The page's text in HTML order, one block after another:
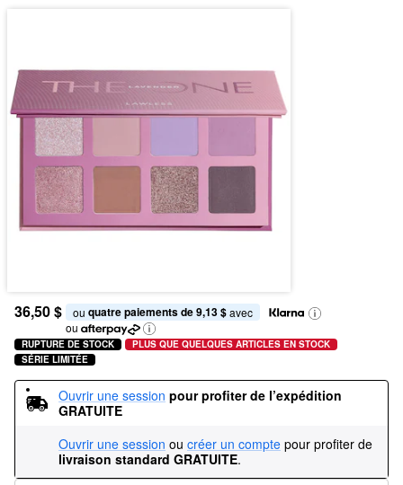
36,50 $ ou quatre paiements de 9,13 $ avec
ou
RUPTURE DE STOCK
PLUS QUE QUELQUES ARTICLES EN STOCK
SÉRIE LIMITÉE
Ouvrir une session pour profiter de l’expédition
GRATUITE
Ouvrir une session ou créer un compte pour profiter de
livraison standard GRATUITE.